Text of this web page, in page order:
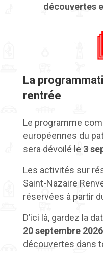
découvertes
La
rentrée
Le programme
européennes du
sera dévoilé le 3
Les activités sur
Saint-Nazaire
réservées à partir
D’ici là, gardez la
20 septembre 2026
découvertes dans